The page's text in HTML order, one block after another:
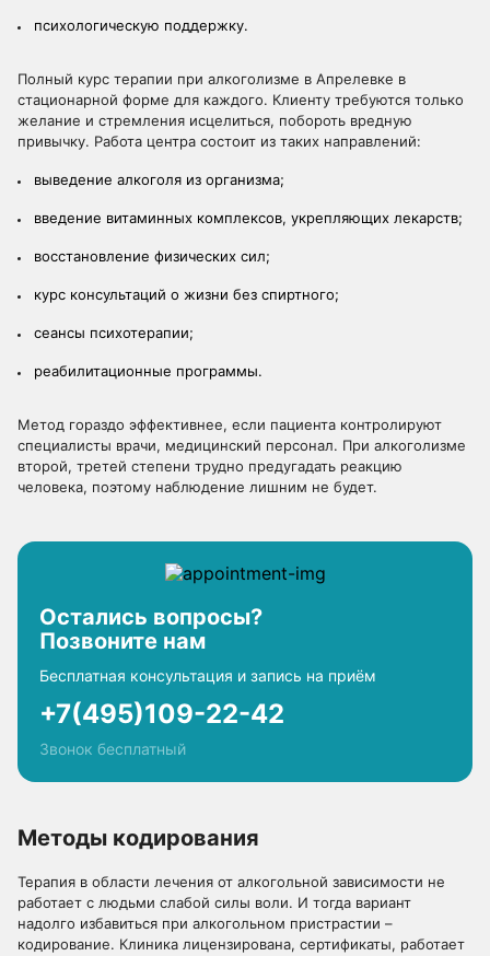
психологическую поддержку.
Полный курс терапии при алкоголизме в Апрелевке в
стационарной форме для каждого. Клиенту требуются только
желание и стремления исцелиться, побороть вредную
привычку. Работа центра состоит из таких направлений:
выведение алкоголя из организма;
введение витаминных комплексов, укрепляющих лекарств;
восстановление физических сил;
курс консультаций о жизни без спиртного;
сеансы психотерапии;
реабилитационные программы.
Метод гораздо эффективнее, если пациента контролируют
специалисты врачи, медицинский персонал. При алкоголизме
второй, третей степени трудно предугадать реакцию
человека, поэтому наблюдение лишним не будет.
Остались вопросы?
Позвоните нам
Бесплатная консультация и запись на приём
+7(495)109-22-42
Звонок бесплатный
Методы кодирования
Терапия в области лечения от алкогольной зависимости не
работает с людьми слабой силы воли. И тогда вариант
надолго избавиться при алкогольном пристрастии –
кодирование. Клиника лицензирована, сертификаты, работает